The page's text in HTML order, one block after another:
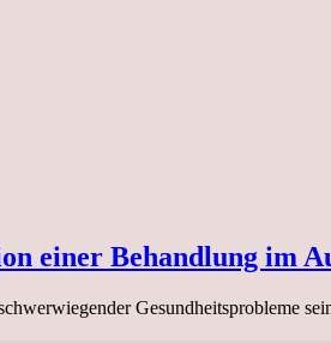
einer Behandlung im
Gesundheitsprobleme